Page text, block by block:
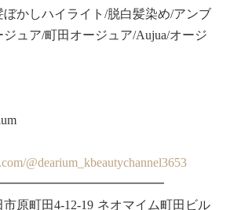
ぼかしハイライト/脱白髪染め/アンブ
ジュア/町田オージュア/Aujua/オージ
@dearium_kbeautychannel3653
原町田4-12-19 ネオマイム町田ビル